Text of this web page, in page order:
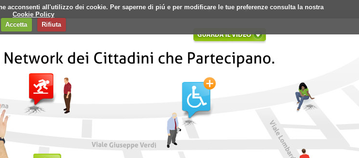
all'utilizzo dei cookie. Per saperne di piú e per modificare le tue preferenze consulta la nostra
Cookie Policy
Accetta
Rifiuta
Login Registrati